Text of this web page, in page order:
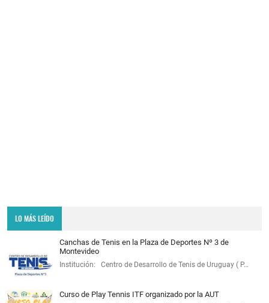
LO MÁS LEÍDO
Canchas de Tenis en la Plaza de Deportes Nº 3 de
Montevideo
Institución: Centro de Desarrollo de Tenis de Uruguay ( P…
Curso de Play Tennis ITF organizado por la AUT